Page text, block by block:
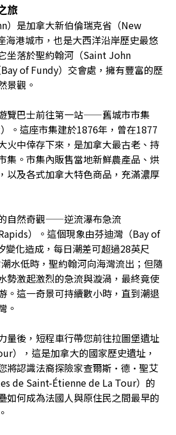
旅
）是加拿大新伯倫瑞克省（New
海港城市，也是大西洋沿岸歷史最悠
坐落於聖約翰河（Saint John
of Fundy）交會處，擁有豐富的歷
景觀。
覽巴士前往第一站——舊城市市集
。這座市集建於1876年，曾在1877
火中倖存下來，是加拿大最古老、持
集。市集內販售當地新鮮農產品、烘
以及各式加拿大特色商品，充滿濃厚
自然奇觀——逆流瀑布急流
）。這個現象由芬迪灣（Bay of
變化造成，每日潮差可超過28英尺
潮水低時，聖約翰河向海灣流出；但隨
勢激起激烈的急流與漩渦，最終竟使
。這一奇景可持續數小時，直到潮退
。
量後，短程車行帶您前往拉圖堡遺址
），這是加拿大的國家歷史遺址，
將認識法裔探險家查爾斯·德·聖艾
de Saint-Étienne de La Tour）的
如何成為法國人與原住民之間最早的